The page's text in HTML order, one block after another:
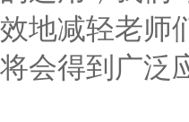
效地减轻老师
将会得到广泛